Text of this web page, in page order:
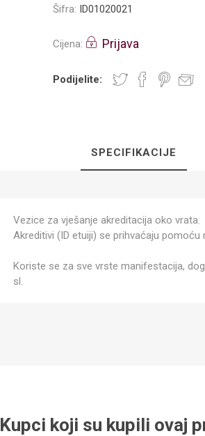
Šifra: ID01020021
Cijena: Prijava
Podijelite:
SPECIFIKACIJE
Vezice za vješanje akreditacija oko vrata.
Akreditivi (ID etuiji) se prihvaćaju pomoću
Koriste se za sve vrste manifestacija,
sl.
Kupci koji su kupili ovaj